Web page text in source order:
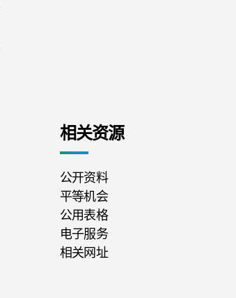
相关资源
公开资料
平等机会
公用表格
电子服务
相关网址